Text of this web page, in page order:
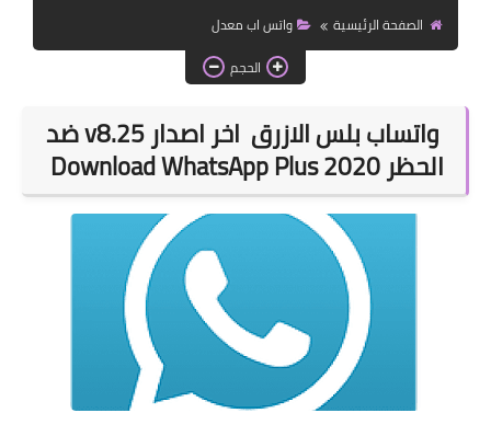
تكنو لوجيا
الصفحة الرئيسية
واتس اب معدل
الحجم
واتساب بلس الازرق اخر اصدار v8.25 ضد
الحظر 2020 Download WhatsApp Plus